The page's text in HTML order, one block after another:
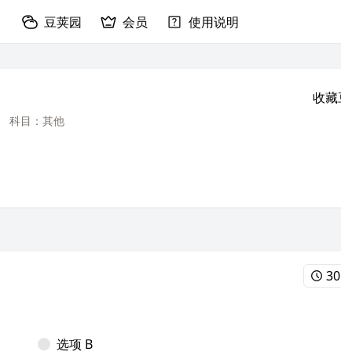
豆荚园 会员 使用说明
收
科目：其他
选项 B